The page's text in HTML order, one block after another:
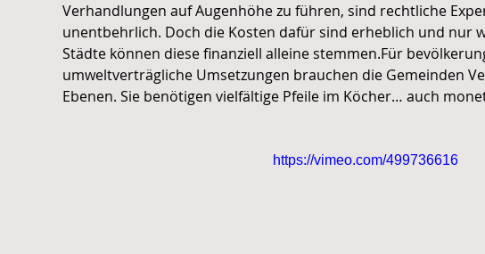
Verhandlungen auf Augenhöhe zu führen, sind rechtliche
unentbehrlich. Doch die Kosten dafür sind erheblich und nur
Städte können diese finanziell alleine stemmen.Für
umweltverträgliche Umsetzungen brauchen die Gemeinden
Ebenen. Sie benötigen vielfältige Pfeile im Köcher… auch
https://vimeo.com/499736616